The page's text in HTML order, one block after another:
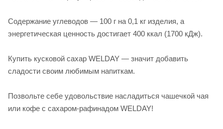
Содержание углеводов — 100 г на 0,1 кг изделия, а
энергетическая ценность достигает 400 ккал (1700 кДж).
Купить кусковой сахар WELDAY — значит добавить
сладости своим любимым напиткам.
Позвольте себе удовольствие насладиться чашечкой чая
или кофе с сахаром-рафинадом WELDAY!